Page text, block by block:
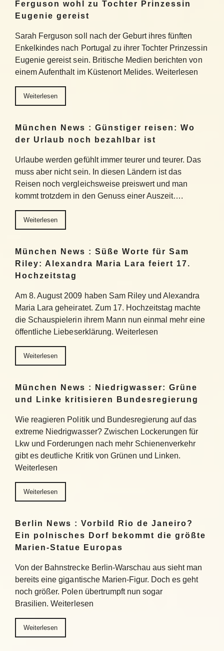
Ferguson wohl zu Tochter Prinzessin
Eugenie gereist
Sarah Ferguson soll nach der Geburt ihres fünften
Enkelkindes nach Portugal zu ihrer Tochter Prinzessin
Eugenie gereist sein. Britische Medien berichten von
einem Aufenthalt im Küstenort Melides. Weiterlesen
Weiterlesen
München News : Günstiger reisen: Wo
der Urlaub noch bezahlbar ist
Urlaube werden gefühlt immer teurer und teurer. Das
muss aber nicht sein. In diesen Ländern ist das
Reisen noch vergleichsweise preiswert und man
kommt trotzdem in den Genuss einer Auszeit….
Weiterlesen
München News : Süße Worte für Sam
Riley: Alexandra Maria Lara feiert 17.
Hochzeitstag
Am 8. August 2009 haben Sam Riley und Alexandra
Maria Lara geheiratet. Zum 17. Hochzeitstag machte
die Schauspielerin ihrem Mann nun einmal mehr eine
öffentliche Liebeserklärung. Weiterlesen
Weiterlesen
München News : Niedrigwasser: Grüne
und Linke kritisieren Bundesregierung
Wie reagieren Politik und Bundesregierung auf das
extreme Niedrigwasser? Zwischen Lockerungen für
Lkw und Forderungen nach mehr Schienenverkehr
gibt es deutliche Kritik von Grünen und Linken.
Weiterlesen
Weiterlesen
Berlin News : Vorbild Rio de Janeiro?
Ein polnisches Dorf bekommt die größte
Marien-Statue Europas
Von der Bahnstrecke Berlin-Warschau aus sieht man
bereits eine gigantische Marien-Figur. Doch es geht
noch größer. Polen übertrumpft nun sogar
Brasilien. Weiterlesen
Weiterlesen